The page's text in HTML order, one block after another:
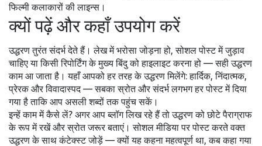
फिल्मी कलाकारों की लाइन्स।
क्यों पढ़ें और कहाँ उपयोग करें
उद्धरण तुरंत संदर्भ देते हैं। लेख में भरोसा जोड़ना हो, सोशल पोस्ट में जुड़ाव
चाहिए या किसी रिपोर्टिंग के मुख्य बिंदु को हाइलाइट करना हो — सही उद्धरण
काम आ जाता है। यहाँ आपको हर तरह के उद्धरण मिलेंगे: हार्दिक, निंदात्मक,
प्रेरक और विवादास्पद — सबका स्रोत और संदर्भ लगभग हर पोस्ट में दिया
गया है ताकि आप असली शब्दों तक पहुंच सकें।
इन्हें काम में कैसे लें? अगर आप ब्लॉग लिख रहे हैं तो उद्धरण को छोटे पैराग्राफ
के रूप में रखें और स्रोत जरूर बताएं। सोशल मीडिया पर पोस्ट करते वक्त
उद्धरण के साथ कंटेक्स्ट जोड़ें — क्यों यह कहना महत्वपूर्ण था, कब कहा गया